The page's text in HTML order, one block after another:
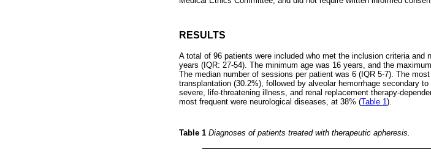
RESULTS
A total of 96 patients were included who met the inclusion criteria
years (IQR: 27-54). The minimum age was 16 years, and the
The median number of sessions per patient was 6 (IQR 5-7). The
transplantation (30.2%), followed by alveolar hemorrhage secondary
severe, life-threatening illness, and renal replacement therapy-
most frequent were neurological diseases, at 38% (Table 1).
Table 1 Diagnoses of patients treated with therapeutic apheresis.